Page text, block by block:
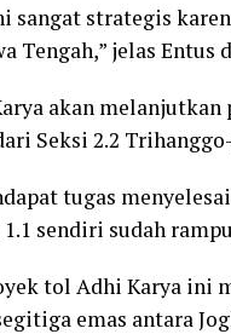
sangat strategis
Tengah,” jelas
akan
Seksi 2.2
tugas
sendiri sudah
tol Adhi Karya ini
emas antara